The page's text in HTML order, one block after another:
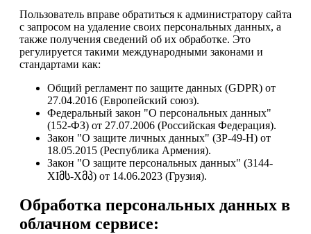
Пользователь вправе обратиться к администратору сайта
с запросом на удаление своих персональных данных, а
также получения сведений об их обработке. Это
регулируется такими международными законами и
стандартами как:
Общий регламент по защите данных (GDPR) от
27.04.2016 (Европейский союз).
Федеральный закон "О персональных данных"
(152-ФЗ) от 27.07.2006 (Российская Федерация).
Закон "О защите личных данных" (ЗР-49-Н) от
18.05.2015 (Республика Армения).
Закон "О защите персональных данных" (3144-
XIმს-Xმპ) от 14.06.2023 (Грузия).
Обработка персональных данных в
облачном сервисе: